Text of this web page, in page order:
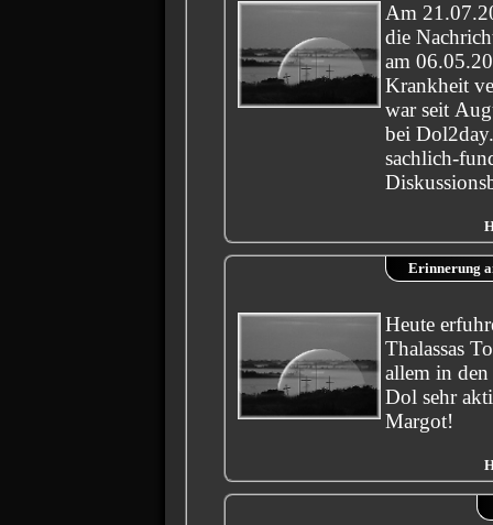
Am
die
am
Krankheit
war seit
bei
sachlich-
Erinnerung
Heute
Thalassas
allem in den
Dol sehr aktiv. Ruhe in
Margot!